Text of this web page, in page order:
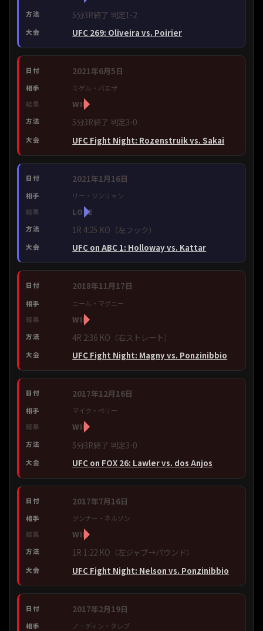
5分3R終了 判定1-2
UFC 269: Oliveira vs. Poirier
2021年6月5日
ミゲル・バエザ
WIN
5分3R終了 判定3-0
UFC Fight Night: Rozenstruik vs. Sakai
2021年1月16日
リー・ジンリャン
LOSE
1R 4:25 KO（左フック）
UFC on ABC 1: Holloway vs. Kattar
2018年11月17日
ニール・マグニー
WIN
4R 2:36 KO（右ストレート）
UFC Fight Night: Magny vs. Ponzinibbio
2017年12月16日
マイク・ペリー
WIN
5分3R終了 判定3-0
UFC on FOX 26: Lawler vs. dos Anjos
2017年7月16日
グンナー・ネルソン
WIN
1R 1:22 KO（左ジャブ→パウンド）
UFC Fight Night: Nelson vs. Ponzinibbio
2017年2月19日
ノーディン・タレブ